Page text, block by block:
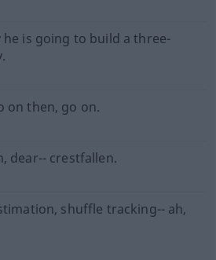
he is going to build a three-
on then, go on.
dear-- crestfallen.
shuffle tracking-- ah,